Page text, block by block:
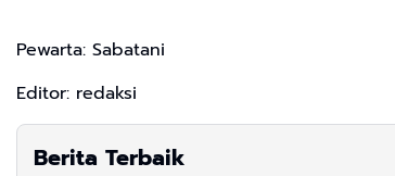
Pewarta: Sabatani
Editor: redaksi
Berita Terbaik